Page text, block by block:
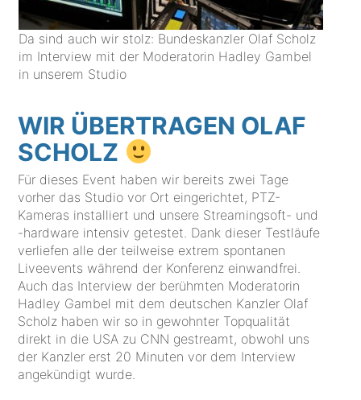
Da sind auch wir stolz: Bundeskanzler Olaf Scholz
im Interview mit der Moderatorin Hadley Gambel
in unserem Studio
WIR ÜBERTRAGEN OLAF
SCHOLZ
Für dieses Event haben wir bereits zwei Tage
vorher das Studio vor Ort eingerichtet, PTZ-
Kameras installiert und unsere Streamingsoft- und
-hardware intensiv getestet. Dank dieser Testläufe
verliefen alle der teilweise extrem spontanen
Liveevents während der Konferenz einwandfrei.
Auch das Interview der berühmten Moderatorin
Hadley Gambel mit dem deutschen Kanzler Olaf
Scholz haben wir so in gewohnter Topqualität
direkt in die USA zu CNN gestreamt, obwohl uns
der Kanzler erst 20 Minuten vor dem Interview
angekündigt wurde.